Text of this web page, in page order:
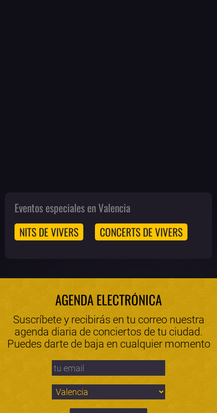
Eventos especiales en Valencia
NITS DE VIVERS
CONCERTS DE VIVERS
AGENDA ELECTRÓNICA
Suscríbete y recibirás en tu correo nuestra
agenda diaria de conciertos de tu ciudad.
Puedes darte de baja en cualquier momento